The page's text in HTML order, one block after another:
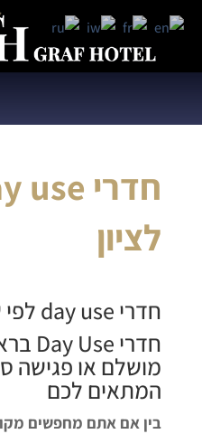
לציון
חדרי day use לפי שעה בראשון לציון
חדרי Day Use בראשון לציון
מושלם או פגישה
המתאים לכם
בין אם אתם מחפשים